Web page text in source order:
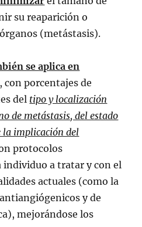
su reaparición o
(metástasis).
se aplica en
, con porcentajes de
del tipo y localización
de metástasis, del estado
la implicación del
protocolos
individuo a tratar y con el
actuales (como la
y de
mejorándose los